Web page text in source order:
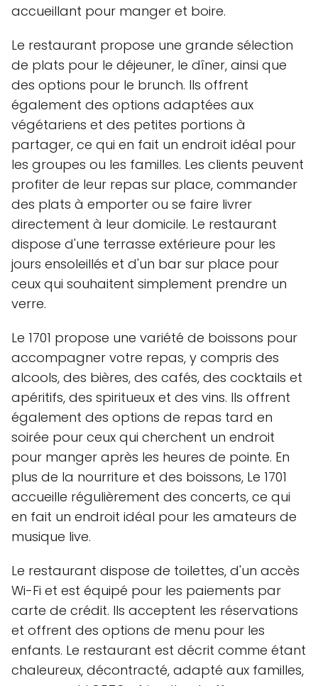
accueillant pour manger et boire.
Le restaurant propose une grande sélection
de plats pour le déjeuner, le dîner, ainsi que
des options pour le brunch. Ils offrent
également des options adaptées aux
végétariens et des petites portions à
partager, ce qui en fait un endroit idéal pour
les groupes ou les familles. Les clients peuvent
profiter de leur repas sur place, commander
des plats à emporter ou se faire livrer
directement à leur domicile. Le restaurant
dispose d'une terrasse extérieure pour les
jours ensoleillés et d'un bar sur place pour
ceux qui souhaitent simplement prendre un
verre.
Le 1701 propose une variété de boissons pour
accompagner votre repas, y compris des
alcools, des bières, des cafés, des cocktails et
apéritifs, des spiritueux et des vins. Ils offrent
également des options de repas tard en
soirée pour ceux qui cherchent un endroit
pour manger après les heures de pointe. En
plus de la nourriture et des boissons, Le 1701
accueille régulièrement des concerts, ce qui
en fait un endroit idéal pour les amateurs de
musique live.
Le restaurant dispose de toilettes, d'un accès
Wi-Fi et est équipé pour les paiements par
carte de crédit. Ils acceptent les réservations
et offrent des options de menu pour les
enfants. Le restaurant est décrit comme étant
chaleureux, décontracté, adapté aux familles,